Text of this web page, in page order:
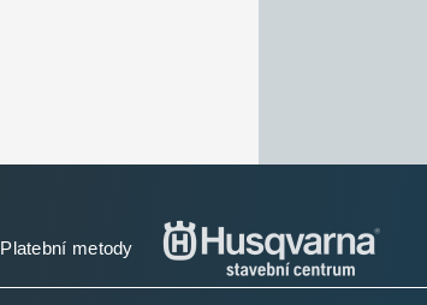
Platební metody